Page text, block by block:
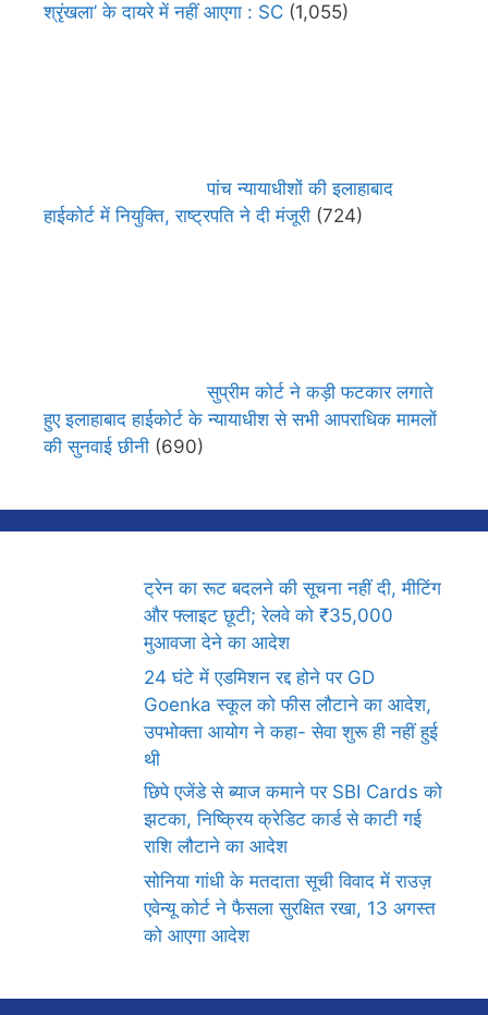
श्रृंखला’ के दायरे में नहीं आएगा : SC (1,055)
पांच न्यायाधीशों की इलाहाबाद
हाईकोर्ट में नियुक्ति, राष्ट्रपति ने दी मंजूरी (724)
सुप्रीम कोर्ट ने कड़ी फटकार लगाते
हुए इलाहाबाद हाईकोर्ट के न्यायाधीश से सभी आपराधिक मामलों
की सुनवाई छीनी (690)
ट्रेन का रूट बदलने की सूचना नहीं दी, मीटिंग
और फ्लाइट छूटी; रेलवे को ₹35,000
मुआवजा देने का आदेश
24 घंटे में एडमिशन रद्द होने पर GD
Goenka स्कूल को फीस लौटाने का आदेश,
उपभोक्ता आयोग ने कहा- सेवा शुरू ही नहीं हुई
थी
छिपे एजेंडे से ब्याज कमाने पर SBI Cards को
झटका, निष्क्रिय क्रेडिट कार्ड से काटी गई
राशि लौटाने का आदेश
सोनिया गांधी के मतदाता सूची विवाद में राउज़
एवेन्यू कोर्ट ने फैसला सुरक्षित रखा, 13 अगस्त
को आएगा आदेश